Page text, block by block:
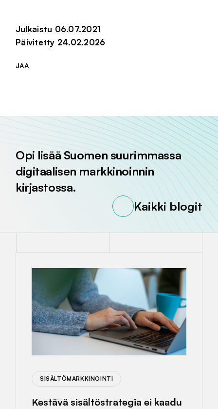
Julkaistu 06.07.2021
Päivitetty 24.02.2026
JAA
Opi lisää Suomen suurimmassa
digitaalisen markkinoinnin
kirjastossa.
Kaikki blogit
SISÄLTÖMARKKINOINTI
Kestävä sisältöstrategia ei kaadu